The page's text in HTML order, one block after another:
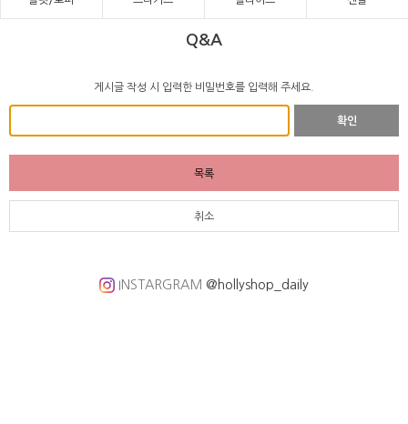
Q&A
게시글 작성 시 입력한 비밀번호를 입력해 주세요.
확인
목록
취소
INSTARGRAM @hollyshop_daily